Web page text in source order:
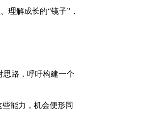
理解成长的“镜子”，
思路，呼吁构建一个
能力，机会便形同